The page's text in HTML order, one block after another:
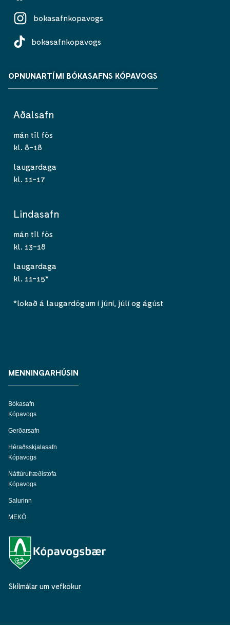
bokasafnkopavogs
bokasafnkopavogs
OPNUNARTÍMI BÓKASAFNS KÓPAVOGS
Aðalsafn
mán til fös
kl. 8-18
laugardaga
kl. 11-17
Lindasafn
mán til fös
kl. 13-18
laugardaga
kl. 11-15*
*lokað á laugardögum í júní, júlí og ágúst
MENNINGARHÚSIN
Bókasafn
Kópavogs
Gerðarsafn
Héraðsskjalasafn
Kópavogs
Náttúrufræðistofa
Kópavogs
Salurinn
MEKÓ
Skilmálar um vefkökur